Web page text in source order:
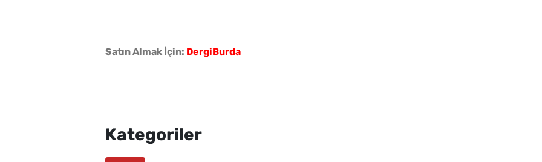
Satın Almak İçin: DergiBurda
Kategoriler